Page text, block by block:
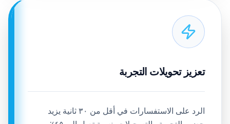
تعزيز تحويلات التجربة
الرد على الاستفسارات في أقل من ٣٠ ثانية يزيد